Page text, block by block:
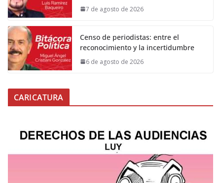
7 de agosto de 2026
Censo de periodistas: entre el
reconocimiento y la incertidumbre
6 de agosto de 2026
CARICATURA